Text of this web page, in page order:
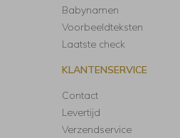
Babynamen
Voorbeeldteksten
Laatste check
KLANTENSERVICE
Contact
Levertijd
Verzendservice